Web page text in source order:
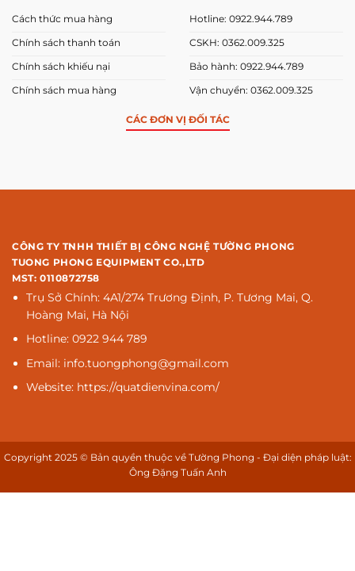
Cách thức mua hàng
Chính sách thanh toán
Chính sách khiếu nại
Chính sách mua hàng
Hotline: 0922.944.789
CSKH: 0362.009.325
Bảo hành: 0922.944.789
Vận chuyển: 0362.009.325
CÁC ĐƠN VỊ ĐỐI TÁC
CÔNG TY TNHH THIẾT BỊ CÔNG NGHỆ TƯỜNG PHONG
TUONG PHONG EQUIPMENT CO.,LTD
MST: 0110872758
Trụ Sở Chính: 4A1/274 Trương Định, P. Tương Mai, Q.
Hoàng Mai, Hà Nội
Hotline: 0922 944 789
Email: info.tuongphong@gmail.com
Website: https://quatdienvina.com/
Copyright 2025 © Bản quyền thuộc về Tường Phong - Đại diện pháp luật:
Ông Đặng Tuấn Anh